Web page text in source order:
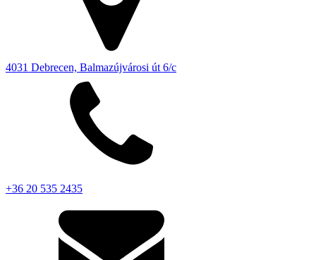
4031 Debrecen, Balmazújvárosi út 6/c
+36 20 535 2435